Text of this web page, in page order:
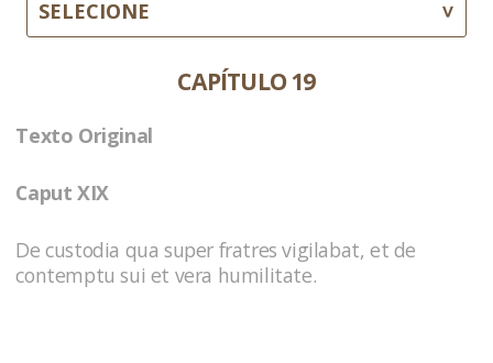
SELECIONE
CAPÍTULO 19
Texto Original
Caput XIX
De custodia qua super fratres vigilabat, et de
contemptu sui et vera humilitate.